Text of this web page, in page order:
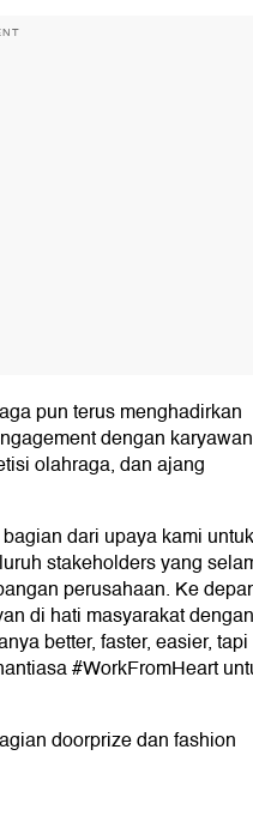
pun terus menghadirkan
dengan karyawan
olahraga, dan ajang
dari upaya kami
stakeholders yang
perusahaan. Ke
di hati masyarakat dengan
better, faster, easier, tapi
#WorkFromHeart
doorprize dan fashion